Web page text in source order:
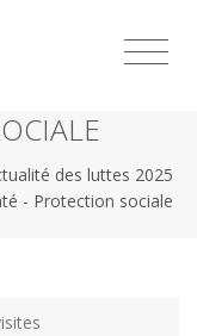
des luttes 2025
- Protection sociale